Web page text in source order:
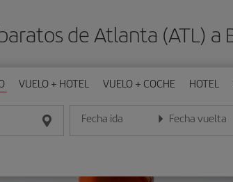
de Atlanta (ATL) a
VUELO + HOTEL VUELO + COCHE HOTEL
Fecha ida
Introduce la fecha en formato día/mes/
Fecha vuelta
Introduce la fecha